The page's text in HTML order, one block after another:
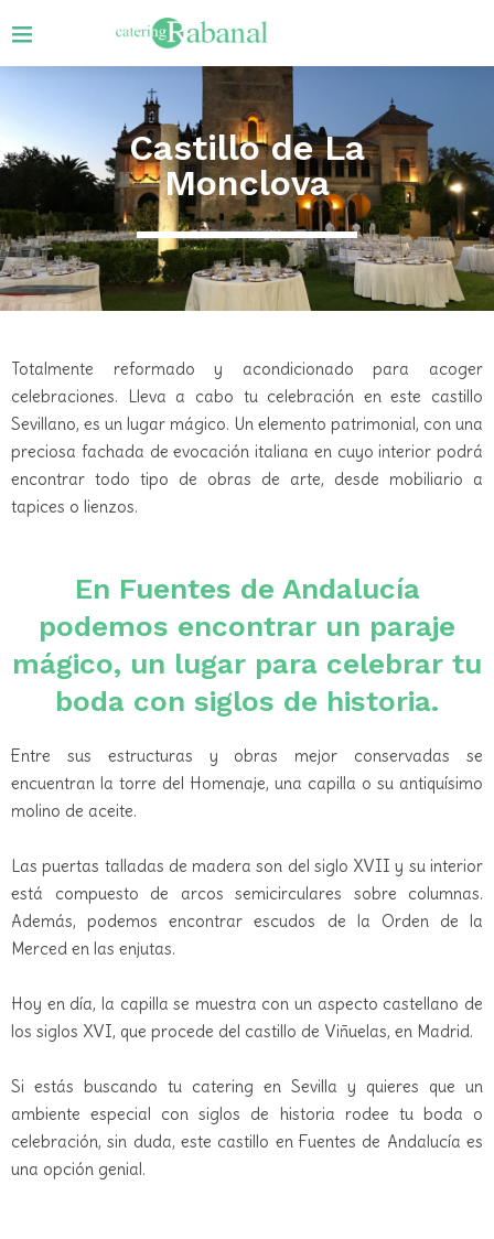
Castillo de La
Monclova
Totalmente reformado y acondicionado para acoger
celebraciones. Lleva a cabo tu celebración en este castillo
Sevillano, es un lugar mágico. Un elemento patrimonial, con una
preciosa fachada de evocación italiana en cuyo interior podrá
encontrar todo tipo de obras de arte, desde mobiliario a
tapices o lienzos.
En Fuentes de Andalucía
podemos encontrar un paraje
mágico, un lugar para celebrar tu
boda con siglos de historia.
Entre sus estructuras y obras mejor conservadas se
encuentran la torre del Homenaje, una capilla o su antiquísimo
molino de aceite.
Las puertas talladas de madera son del siglo XVII y su interior
está compuesto de arcos semicirculares sobre columnas.
Además, podemos encontrar escudos de la Orden de la
Merced en las enjutas.
Hoy en día, la capilla se muestra con un aspecto castellano de
los siglos XVI, que procede del castillo de Viñuelas, en Madrid.
Si estás buscando tu catering en Sevilla y quieres que un
ambiente especial con siglos de historia rodee tu boda o
celebración, sin duda, este castillo en Fuentes de Andalucía es
una opción genial.